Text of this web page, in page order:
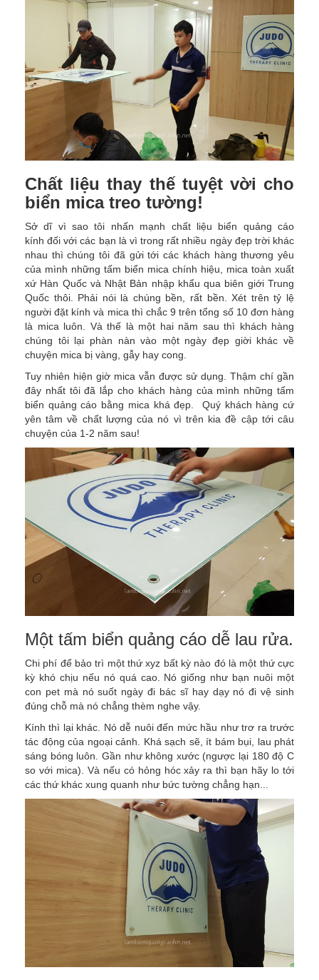
Chất liệu thay thế tuyệt vời cho
biển mica treo tường!
Sở dĩ vì sao tôi nhấn mạnh chất liệu biển quảng cáo
kính đối với các bạn là vì trong rất nhiều ngày đẹp trời khác
nhau thì chúng tôi đã gửi tới các khách hàng thương yêu
của mình những tấm biển mica chính hiệu, mica toàn xuất
xứ Hàn Quốc và Nhật Bản nhập khẩu qua biên giới Trung
Quốc thôi. Phải nói là chúng bền, rất bền. Xét trên tỷ lệ
người đặt kính và mica thì chắc 9 trên tổng số 10 đơn hàng
là mica luôn. Và thế là một hai năm sau thì khách hàng
chúng tôi lại phàn nàn vào một ngày đẹp giời khác về
chuyện mica bị vàng, gẫy hay cong.
Tuy nhiên hiện giờ mica vẫn được sử dụng. Thậm chí gần
đây nhất tôi đã lắp cho khách hàng của mình những tấm
biển quảng cáo bằng mica khá đẹp. Quý khách hàng cứ
yên tâm về chất lượng của nó vì trên kia đề cập tới câu
chuyện của 1-2 năm sau!
Một tấm biển quảng cáo dễ lau rửa.
Chi phí để bảo trì một thứ xyz bất kỳ nào đó là một thứ cực
kỳ khó chịu nếu nó quá cao. Nó giống như bạn nuôi một
con pet mà nó suốt ngày đi bác sĩ hay dạy nó đi vệ sinh
đúng chỗ mà nó chẳng thèm nghe vậy.
Kính thì lại khác. Nó dễ nuôi đến mức hầu như trơ ra trước
tác động của ngoại cảnh. Khá sạch sẽ, ít bám bụi, lau phát
sáng bóng luôn. Gần như không xước (ngược lại 180 độ C
so với mica). Và nếu có hỏng hóc xảy ra thì bạn hãy lo tới
các thứ khác xung quanh như bức tường chẳng hạn...